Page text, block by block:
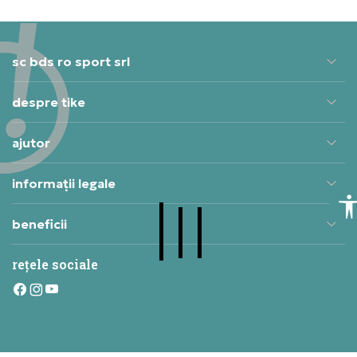
sc bds ro sport srl
despre tike
ajutor
informații legale
beneficii
rețele sociale